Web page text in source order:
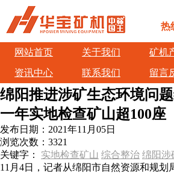
热
网站首页 关于我们 矿机
资讯中心
联系我们 留言
绵阳推进涉矿生态环境问
一年实地检查矿山超100座
发布日期： 2021年11月05日
浏览次数： 3321
关键字： 实地检查矿山 综合整治 绵阳涉
11月4日，记者从绵阳市自然资源和规划